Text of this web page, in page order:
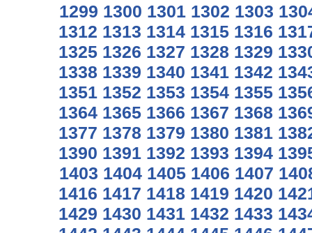
1299 1300 1301 1302 1303
1312 1313 1314 1315 1316
1325 1326 1327 1328 1329
1338 1339 1340 1341 1342
1351 1352 1353 1354 1355
1364 1365 1366 1367 1368
1377 1378 1379 1380 1381
1390 1391 1392 1393 1394
1403 1404 1405 1406 1407
1416 1417 1418 1419 1420
1429 1430 1431 1432 1433